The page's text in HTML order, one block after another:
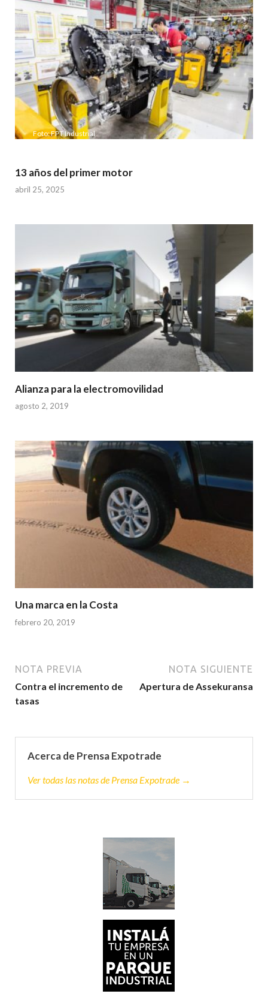
Foto: FPT Industrial
13 años del primer motor
abril 25, 2025
Alianza para la electromovilidad
agosto 2, 2019
Una marca en la Costa
febrero 20, 2019
NOTA PREVIA
Contra el incremento de
tasas
NOTA SIGUIENTE
Apertura de Assekuransa
Acerca de Prensa Expotrade
Ver todas las notas de Prensa Expotrade →